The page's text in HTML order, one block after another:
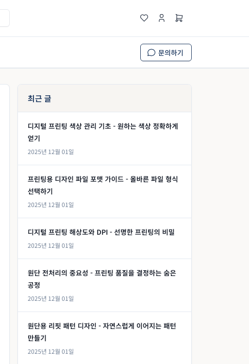
문의하기
최근 글
디지털 프린팅 색상 관리 기초 - 원하는 색상 정확하게
얻기
2025년 12월 01일
프린팅용 디자인 파일 포맷 가이드 - 올바른 파일 형식
선택하기
2025년 12월 01일
디지털 프린팅 해상도와 DPI - 선명한 프린팅의 비밀
2025년 12월 01일
원단 전처리의 중요성 - 프린팅 품질을 결정하는 숨은
공정
2025년 12월 01일
원단용 리핏 패턴 디자인 - 자연스럽게 이어지는 패턴
만들기
2025년 12월 01일